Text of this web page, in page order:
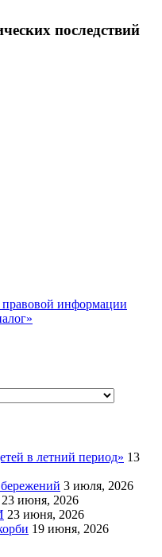
последствий
в летний период» 13
3 июля, 2026
23 июня, 2026
23 июня, 2026
19 июня, 2026